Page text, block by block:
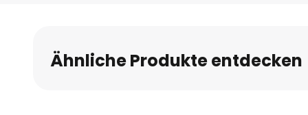
Bildgalerie
springen
Ähnliche Produkte entdecken